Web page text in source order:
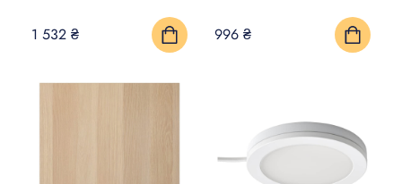
1 532 ₴ 996 ₴